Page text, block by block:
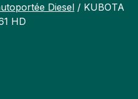
Diesel / KUBOTA
HD